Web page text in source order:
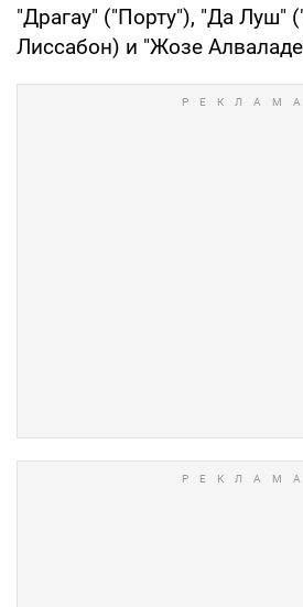
"Драгау" ("Порту"), "Да Луш"
Лиссабон) и "Жозе